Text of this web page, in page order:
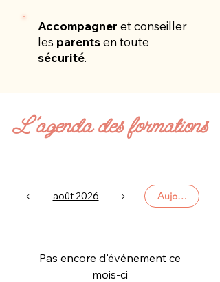
Accompagner et conseiller
les parentsen toute
sécurité.
L'agenda des formations
août 2026 Aujourd'hui
Pas encore d'événement ce
mois-ci